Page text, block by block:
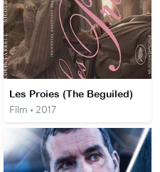
Les Proies (The Beguiled)
Film • 2017